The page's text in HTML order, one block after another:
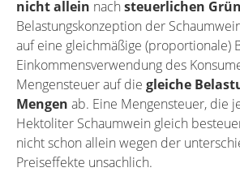
nicht allein nach steuerlichen
Belastungskonzeption der
auf eine gleichmäßige (proportionale)
Einkommensverwendung des
Mengensteuer auf die gleiche
Mengen ab. Eine Mengensteuer, die
Hektoliter Schaumwein gleich
nicht schon allein wegen der
Preiseffekte unsachlich.